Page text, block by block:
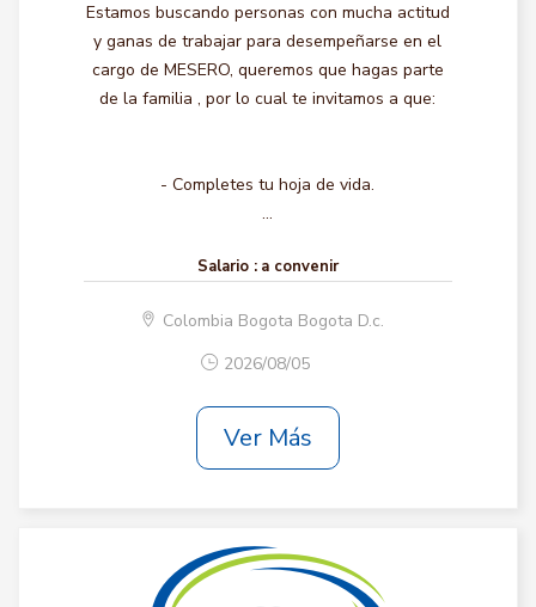
Estamos buscando personas con mucha actitud
y ganas de trabajar para desempeñarse en el
cargo de MESERO, queremos que hagas parte
de la familia , por lo cual te invitamos a que:
- Completes tu hoja de vida.
...
Salario : a convenir
Colombia Bogota Bogota D.c.
2026/08/05
Ver Más